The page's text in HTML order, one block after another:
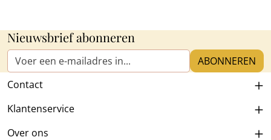
Nieuwsbrief abonneren
E-mailadres*
ABONNEREN
Contact
Klantenservice
Over ons